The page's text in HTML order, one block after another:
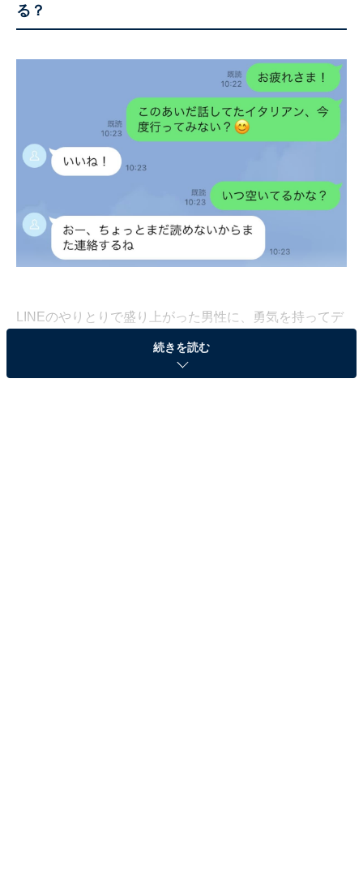
る？
LINEのやりとりで盛り上がった男性に、勇気を持ってデ
ートに誘ったあなた。でも「また連絡するね」と言われ
てしまったら、「これって脈なし？」と気になってしま
続きを読む